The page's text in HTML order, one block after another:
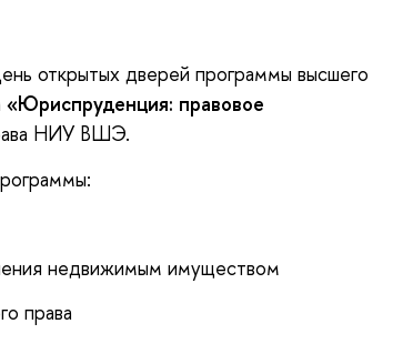
открытых дверей программы высшего
«Юриспруденция: правовое
НИУ ВШЭ.
недвижимым имуществом
права